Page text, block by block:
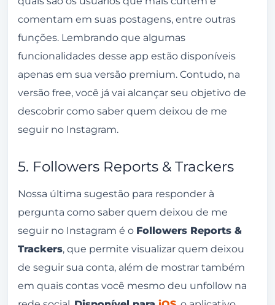
comentam em suas postagens, entre outras
funções. Lembrando que algumas
funcionalidades desse app estão disponíveis
apenas em sua versão premium. Contudo, na
versão free, você já vai alcançar seu objetivo de
descobrir como saber quem deixou de me
seguir no Instagram.
5. Followers Reports & Trackers
Nossa última sugestão para responder à
pergunta como saber quem deixou de me
seguir no Instagram é o Followers Reports &
Trackers, que permite visualizar quem deixou
de seguir sua conta, além de mostrar também
em quais contas você mesmo deu unfollow na